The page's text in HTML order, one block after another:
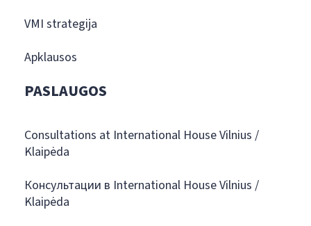
VMI strategija
Apklausos
PASLAUGOS
Consultations at International House Vilnius /
Klaipėda
Консультации в International House Vilnius /
Klaipėda